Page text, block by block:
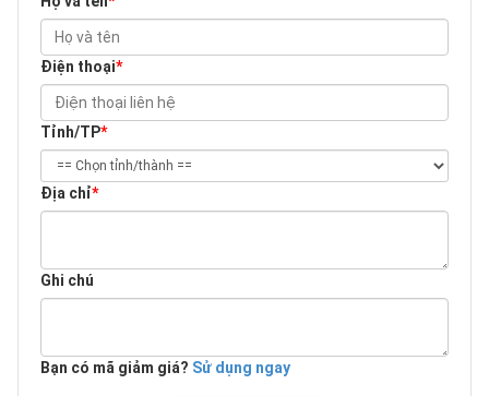
Điện thoại*
Tỉnh/TP*
Địa chỉ*
Ghi chú
Bạn có mã giảm giá? Sử dụng ngay